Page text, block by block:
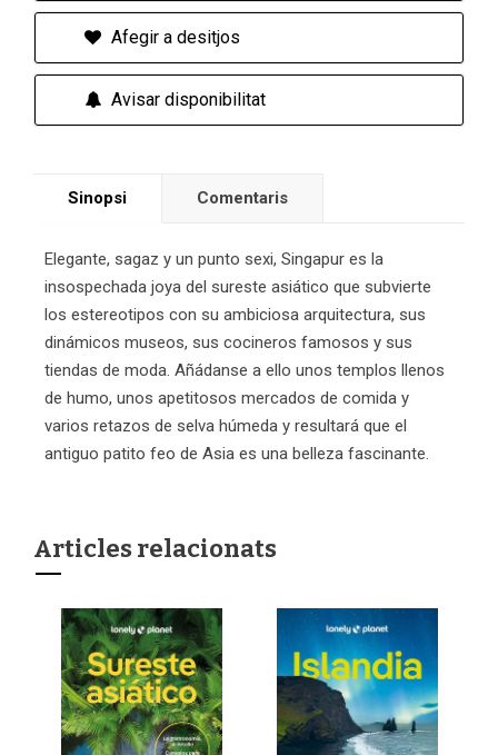
Afegir a desitjos
Avisar disponibilitat
Sinopsi Comentaris
Elegante, sagaz y un punto sexi, Singapur es la
insospechada joya del sureste asiático que subvierte
los estereotipos con su ambiciosa arquitectura, sus
dinámicos museos, sus cocineros famosos y sus
tiendas de moda. Añádanse a ello unos templos llenos
de humo, unos apetitosos mercados de comida y
varios retazos de selva húmeda y resultará que el
antiguo patito feo de Asia es una belleza fascinante.
Articles relacionats